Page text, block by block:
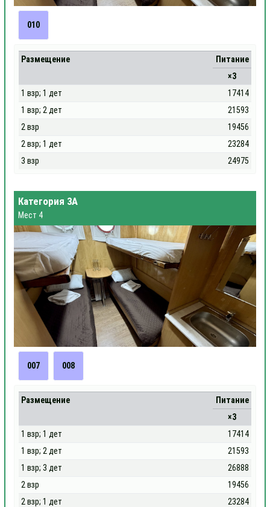
010
Размещение
Питание
×3
1 взр; 1 дет
17414
1 взр; 2 дет
21593
2 взр
19456
2 взр; 1 дет
23284
3 взр
24975
Категория 3А
Мест 4
007 008
Размещение
Питание
×3
1 взр; 1 дет
17414
1 взр; 2 дет
21593
1 взр; 3 дет
26888
2 взр
19456
2 взр; 1 дет
23284